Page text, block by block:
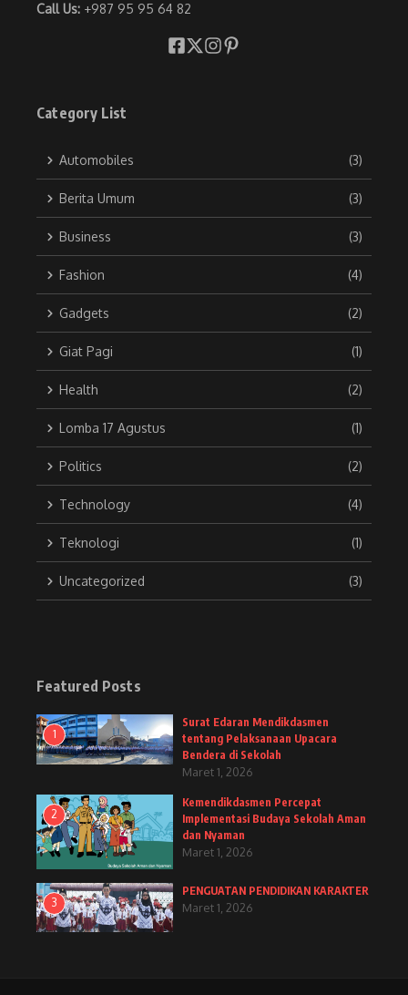
Call Us: +987 95 95 64 82
Category List
Automobiles (3)
Berita Umum (3)
Business (3)
Fashion (4)
Gadgets (2)
Giat Pagi (1)
Health (2)
Lomba 17 Agustus (1)
Politics (2)
Technology (4)
Teknologi (1)
Uncategorized (3)
Featured Posts
1
Surat Edaran Mendikdasmen
tentang Pelaksanaan Upacara
Bendera di Sekolah
Maret 1, 2026
2
Kemendikdasmen Percepat
Implementasi Budaya Sekolah Aman
dan Nyaman
Maret 1, 2026
3
PENGUATAN PENDIDIKAN KARAKTER
Maret 1, 2026